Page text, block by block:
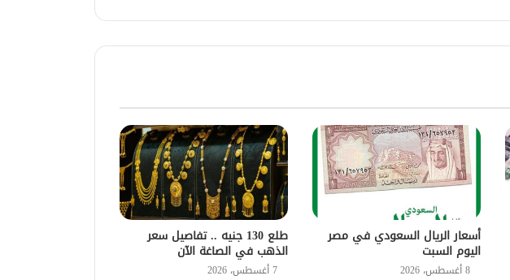
أسعار الريال السعودي في مصر
اليوم السبت
8 أغسطس، 2026
طلع 130 جنيه .. تفاصيل سعر
الذهب في الصاغة الآن
7 أغسطس، 2026